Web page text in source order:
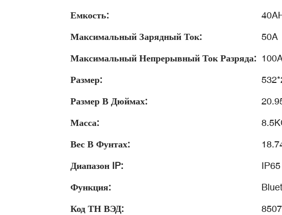
Емкость:
Максимальный Зарядный Ток:
50A
Максимальный Непрерывный Ток Разряда:
Размер:
Размер В Дюймах:
Масса:
Вес В Фунтах:
Диапазон IP:
IP65
Функция:
Код ТН ВЭД: